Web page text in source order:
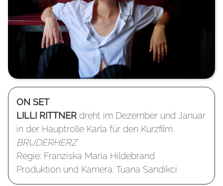
ON SET
LILLI RITTNER dreht im Dezember und Januar
in der Hauptrolle Karla für den Kurzfilm
BRUDERHERZ
Regie: Franziska Maria Hildebrand
Produktion und Kamera: Tuana Sandikci